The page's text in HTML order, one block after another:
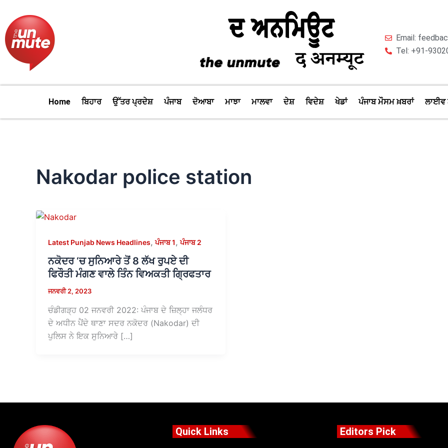
content
Email:
Tel: +91-
Home ਬਿਹਾਰ ਉੱਤਰ ਪ੍ਰਦੇਸ਼ ਪੰਜਾਬ ਦੋਆਬਾ ਮਾਝਾ ਮਾਲਵਾ ਦੇਸ਼ ਵਿਦੇਸ਼ ਖੇਡਾਂ ਪੰਜਾਬ ਮੌਸਮ ਖ਼ਬਰਾਂ ਲਾਈਵ
Nakodar police station
Latest Punjab News Headlines,ਪੰਜਾਬ 1,ਪੰਜਾਬ 2
ਨਕੋਦਰ ‘ਚ ਸੁਨਿਆਰੇ ਤੋਂ 8 ਲੱਖ ਰੁਪਏ ਦੀ
ਫਿਰੌਤੀ ਮੰਗਣ ਵਾਲੇ ਤਿੰਨ ਵਿਅਕਤੀ ਗ੍ਰਿਫਤਾਰ
ਜਨਵਰੀ 2, 2023
ਚੰਡੀਗੜ੍ਹ 02 ਜਨਵਰੀ 2022: ਪੰਜਾਬ ਦੇ ਜ਼ਿਲ੍ਹਾ ਜਲੰਧਰ
ਦੇ ਅਧੀਨ ਪੈਂਦੇ ਥਾਣਾ ਸਦਰ ਨਕੋਦਰ (Nakodar) ਦੀ
ਪੁਲਿਸ ਨੇ ਇਕ ਸੁਨਿਆਰੇ […]
Quick Links Editors Pick